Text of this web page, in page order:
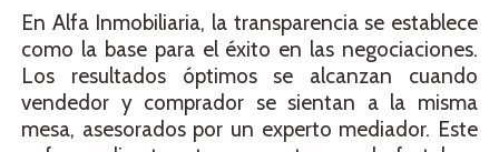
En Alfa Inmobiliaria, la transparencia se establece
como la base para el éxito en las negociaciones.
Los resultados óptimos se alcanzan cuando
vendedor y comprador se sientan a la misma
mesa, asesorados por un experto mediador. Este